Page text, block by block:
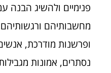
פנימיים ולהשיג הבנה
מחשבותיהם
ופרשנות מודרכת,
נסתרים, אמונות